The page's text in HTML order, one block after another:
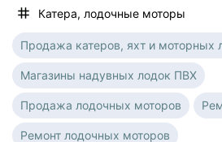
Катера, лодочные моторы
Продажа катеров, яхт и моторных
Магазины надувных лодок ПВХ
Продажа лодочных моторов
Ремонт лодочных моторов